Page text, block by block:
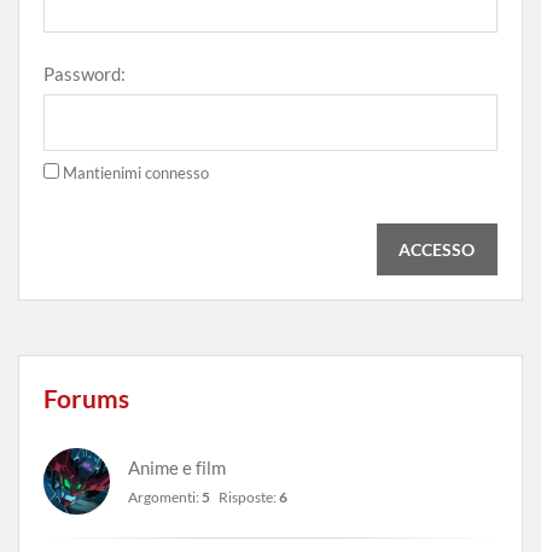
Password:
Mantienimi connesso
ACCESSO
Forums
Anime e film
Argomenti: 5 Risposte: 6